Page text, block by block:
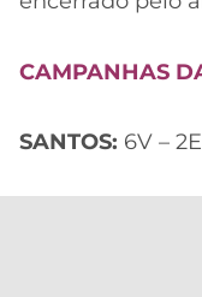
CAMPANHAS
SANTOS: 6V –